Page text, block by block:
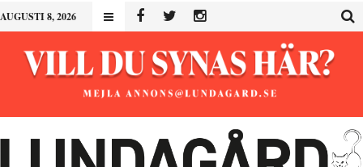
AUGUSTI 8, 2026